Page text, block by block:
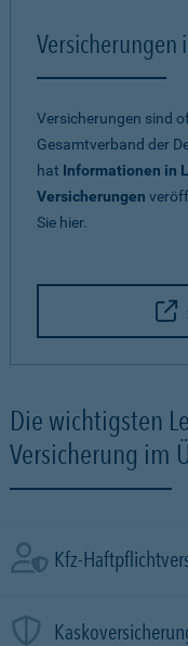
Versicherungen
Versicherungen sind
Gesamtverband der
hat Informationen in
Versicherungen
Sie hier.
Die wichtigsten
Versicherung im
Kfz-